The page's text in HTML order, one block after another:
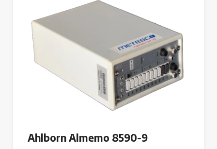
Ahlborn Almemo 8590-9